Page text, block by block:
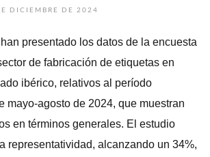
DICIEMBRE DE 2024
presentado los datos de la encuesta
de fabricación de etiquetas en
ibérico, relativos al período
mayo-agosto de 2024, que muestran
en términos generales. El estudio
representatividad, alcanzando un 34%,